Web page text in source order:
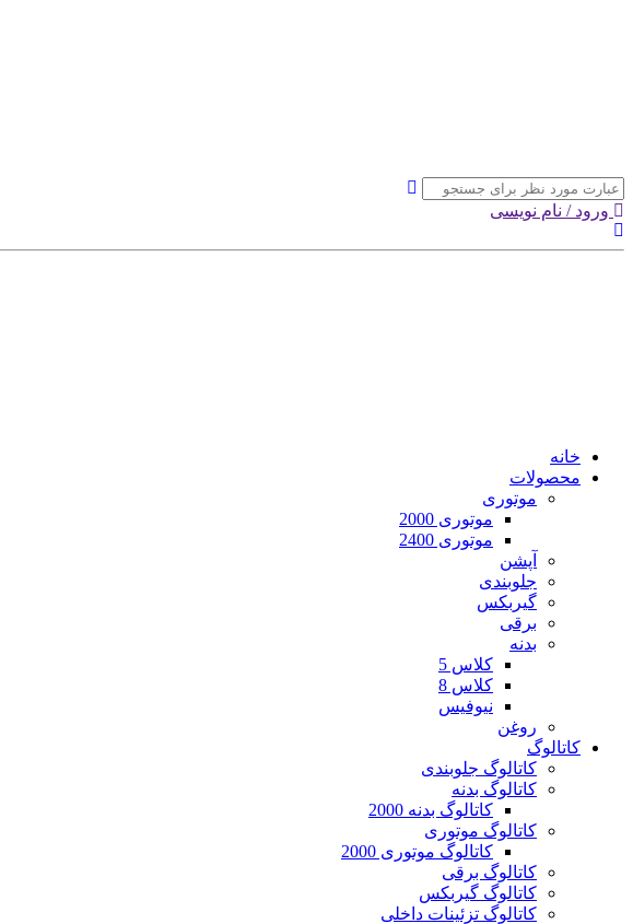
ورود / نام نویسی
خانه
محصولات
موتوری
موتوری 2000
موتوری 2400
آپشن
جلوبندی
گیربکس
برقی
بدنه
کلاس 5
کلاس 8
نیوفیس
روغن
کاتالوگ
کاتالوگ جلوبندی
کاتالوگ بدنه
کاتالوگ بدنه 2000
کاتالوگ موتوری
کاتالوگ موتوری 2000
کاتالوگ برقی
کاتالوگ گیربکس
کاتالوگ تزئینات داخلی